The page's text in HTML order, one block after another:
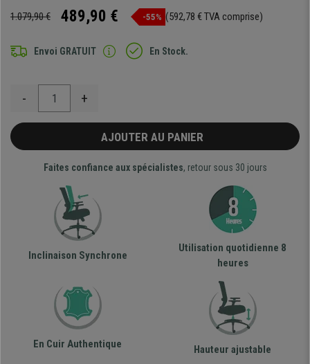
1.079,90 € 489,90 € -55% (592,78 € TVA comprise)
Envoi GRATUIT En Stock.
- +
AJOUTER AU PANIER
Faites confiance aux spécialistes, retour sous 30 jours
Inclinaison Synchrone
Utilisation quotidienne 8
heures
En Cuir Authentique Hauteur ajustable